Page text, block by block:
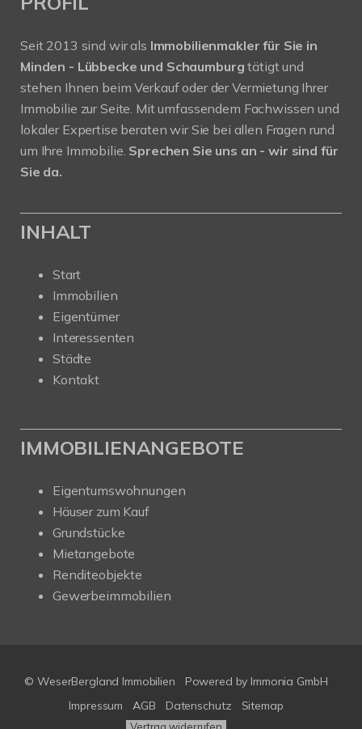
Seit 2013 sind wir als Immobilienmakler für Sie in
Minden - Lübbecke und Schaumburgtätigt und
stehen Ihnen beim Verkauf oder der Vermietung Ihrer
Immobilie zur Seite. Mit umfassendem Fachwissen und
lokaler Expertise beraten wir Sie bei allen Fragen rund
um Ihre Immobilie. Sprechen Sie uns an - wir sind für
Sie da.
INHALT
Start
Immobilien
Eigentümer
Interessenten
Städte
Kontakt
IMMOBILIENANGEBOTE
Eigentumswohnungen
Häuser zum Kauf
Grundstücke
Mietangebote
Renditeobjekte
Gewerbeimmobilien
© WeserBergland Immobilien Powered by Immonia GmbH
Impressum
AGB Datenschutz Sitemap
Vertrag widerrufen